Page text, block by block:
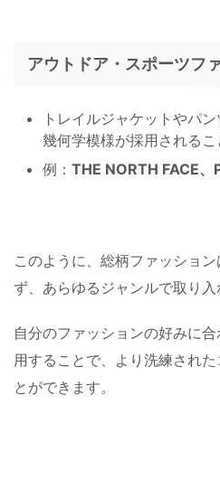
アウトドア・スポーツフ
トレイルジャケットやパ
幾何学模様が採用されるこ
例： THE NORTH FACE
このように、総柄ファッショ
ず、あらゆるジャンルで取り入
自分のファッションの好みに
用することで、より洗練され
とができます。